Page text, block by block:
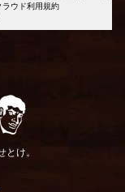
ラウド利用規約
け。